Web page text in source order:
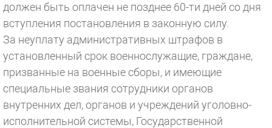
должен быть оплачен не позднее 60-ти дней со дня
вступления постановления в законную силу.
За неуплату административных штрафов в
установленный срок военнослужащие, граждане,
призванные на военные сборы, и имеющие
специальные звания сотрудники органов
внутренних дел, органов и учреждений уголовно-
исполнительной системы, Государственной